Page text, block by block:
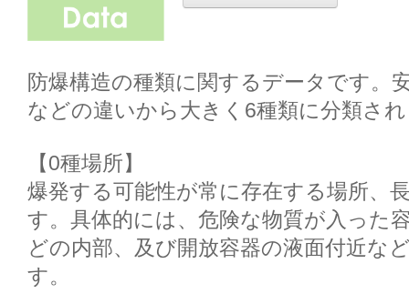
防爆構造の種類に関するデータです。
などの違いから大きく6種類に分類さ
【0種場所】
爆発する可能性が常に存在する場所、
す。具体的には、危険な物質が入った
どの内部、及び開放容器の液面付近な
す。